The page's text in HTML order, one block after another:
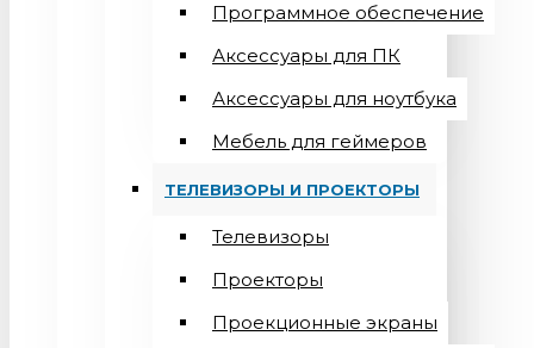
Программное обеспечение
Аксессуары для ПК
Аксессуары для ноутбука
Мебель для геймеров
ТЕЛЕВИЗОРЫ И ПРОЕКТОРЫ
Телевизоры
Проекторы
Проекционные экраны